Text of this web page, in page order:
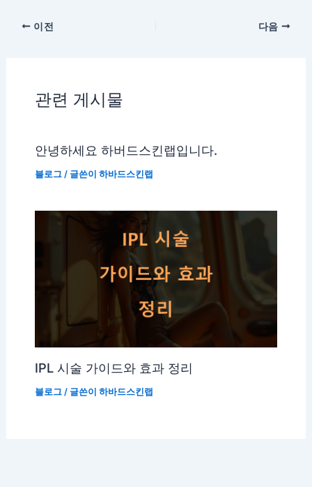
이전 다음
관련 게시물
안녕하세요 하버드스킨랩입니다.
블로그/ 글쓴이 하바드스킨랩
IPL 시술 가이드와 효과 정리
블로그/ 글쓴이 하바드스킨랩